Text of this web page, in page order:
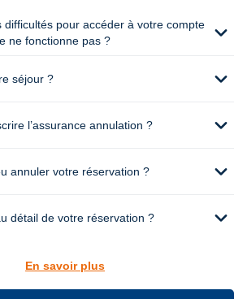
difficultés pour accéder à votre compte
ne fonctionne pas ?
expand_more
séjour ? expand_more
l’assurance annulation ? expand_more
annuler votre réservation ? expand_more
détail de votre réservation ? expand_more
En savoir plus